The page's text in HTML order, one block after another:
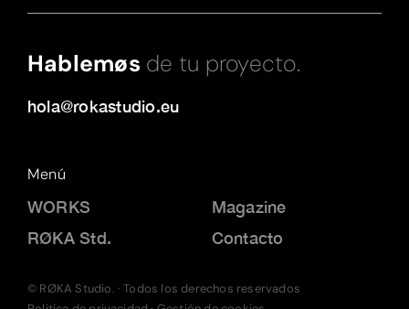
Hablemøs de tu proyecto.
hola@rokastudio.eu
Menú
WORKS
RØKA Std.
Magazine
Contacto
© RØKA Studio. · Todos los derechos reservados